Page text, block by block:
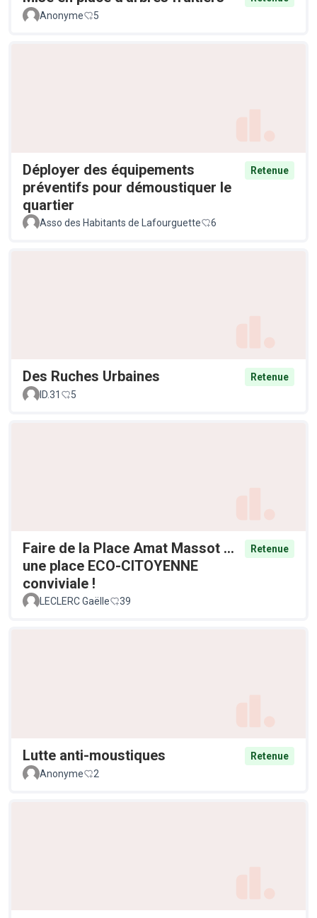
Anonyme
5
Déployer des équipements
préventifs pour démoustiquer le
quartier
Retenue
Asso des Habitants de Lafourguette 6
Des Ruches Urbaines
Retenue
ID.31
5
Faire de la Place Amat Massot ...
une place ECO-CITOYENNE
conviviale !
Retenue
LECLERC Gaëlle 39
Lutte anti-moustiques
Retenue
Anonyme
2